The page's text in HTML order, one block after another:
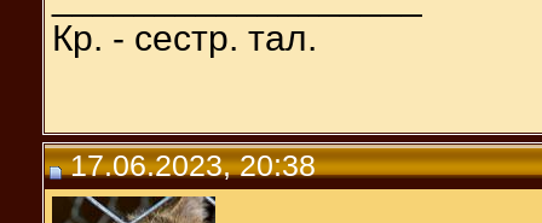
Кр. - сестр. тал.
17.06.2023, 20:38